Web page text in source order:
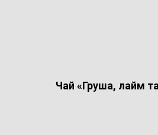
Чай «Груша, лайм